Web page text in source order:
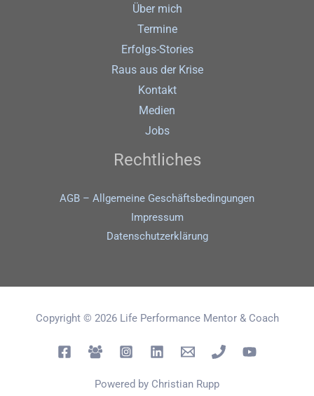
Über mich
Termine
Erfolgs-Stories
Raus aus der Krise
Kontakt
Medien
Jobs
Rechtliches
AGB – Allgemeine Geschäftsbedingungen
Impressum
Datenschutz­erklärung
Copyright © 2026 Life Performance Mentor & Coach
Powered by Christian Rupp